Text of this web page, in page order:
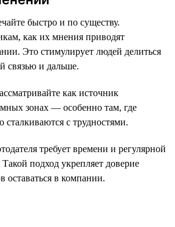
быстро и по существу.
как их мнения приводят
Это стимулирует людей делиться
связью и дальше.
как источник
зонах — особенно там, где
сталкиваются с трудностями.
требует времени и регулярной
подход укрепляет доверие
оставаться в компании.